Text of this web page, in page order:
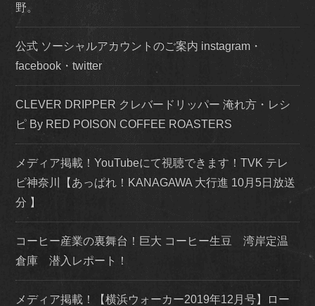
野。
公式 ソーシャルアカウントのご案内 instagram・
facebook・twitter
CLEVER DRIPPER クレバードリッパー 淹れ方・レシ
ピ By RED POISON COFFEE ROASTERS
メディア掲載！YouTubeにて視聴できます！TVK テレ
ビ神奈川【あっぱれ！KANAGAWA 大行進 10月5日放送
分 】
コーヒー産業の裏舞台！巨大 コーヒー生豆 湾岸定温
倉庫 潜入レポート！
メディア掲載！【横浜ウォーカー2019年12月号】ロー